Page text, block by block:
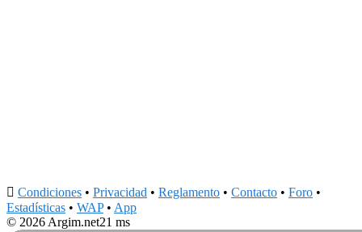
 Condiciones • Privacidad • Reglamento • Contacto • Foro •
Estadísticas • WAP• App
© 2026 Argim.net21 ms